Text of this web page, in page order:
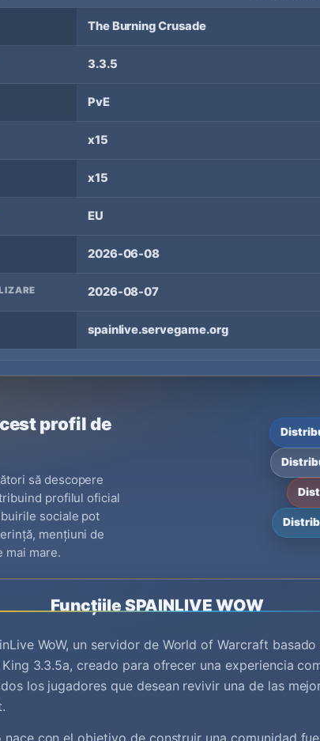
The Burning Crusade
3.3.5
PvE
x15
x15
EU
2026-06-08
2026-08-07
spainlive.servegame.org
profil de
să descopere
profilul oficial
sociale pot
mențiuni de
mai mare.
Funcțiile SPAINLIVE WOW
WoW, un servidor de World of Warcraft
3.3.5a, creado para ofrecer una experiencia
los jugadores que desean revivir una de las
con el objetivo de construir una comunidad